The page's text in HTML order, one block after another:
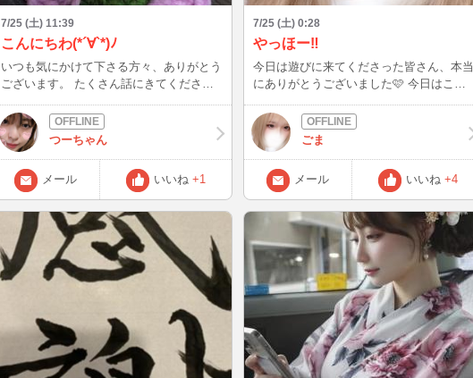
7/25 (土) 11:39
こんにちわ(*´∀`*)ﾉ
いつも気にかけて下さる方々、ありがとう
ございます。 たくさん話にきてくださっ
めまして様もお久しぶりです様もいつも来
て下さる方もまた私とたくさん話してくだ
さいね！ 画像は編み物始めてみた。 で
す。 スタンバイ待機が多いですが、少し
でも気にかけてくだされば、呼び出してみ
て下さい（>▽<） 楽しい、濃厚な、素敵
な時間を過ごせますように。 暑いのでお
体ご自愛ください。
つーちゃん
メール いいね +1
7/25 (土) 0:28
やっほー‼️
今日は遊びに来てくださった皆さん、本当
にありがとうございました🩷 今日はこの
予定なので、タイミングが合ったらぜひ遊
びに来てくださいね💕 お待ちしています
✨
ごま
メール いいね +4